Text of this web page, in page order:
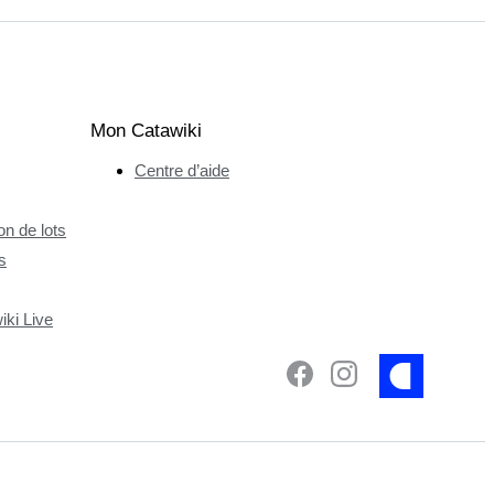
de lots
Live
Mon Catawiki
Centre d’aide